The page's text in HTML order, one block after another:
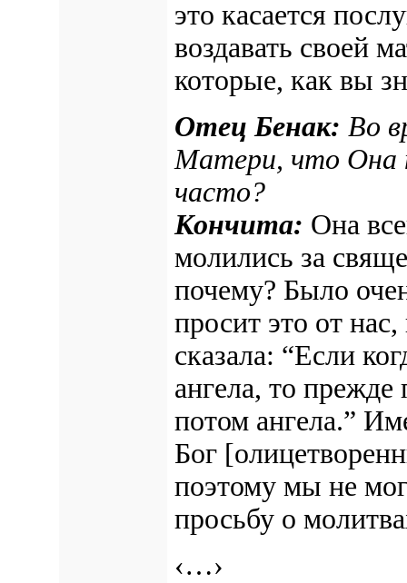
это касается
воздавать своей
которые, как вы
Отец Бенак: Во
Матери, что Она
часто?
Кончита: Она
молились за
почему? Было
просит это от
сказала: “Если
ангела, то прежде
потом ангела.”
Бог
поэтому мы не
просьбу о
‹…›